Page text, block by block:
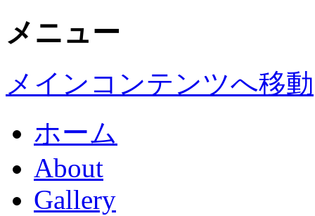
メニュー
メインコンテンツへ移動
ホーム
About
Gallery